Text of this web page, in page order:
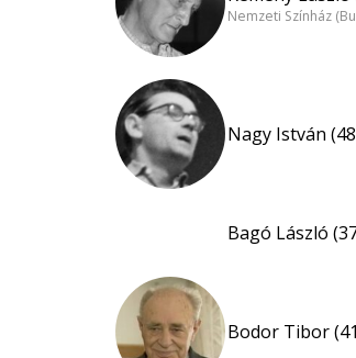
Nemzeti Színház
Nagy István
Bagó László
Bodor Tibor